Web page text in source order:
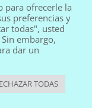
para ofrecerle la
preferencias y
todas", usted
embargo,
dar un
TODAS